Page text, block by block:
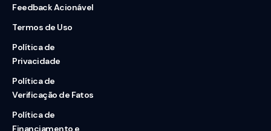
Feedback Acionável
Termos de Uso
Política de
Privacidade
Política de
Verificação de Fatos
Política de